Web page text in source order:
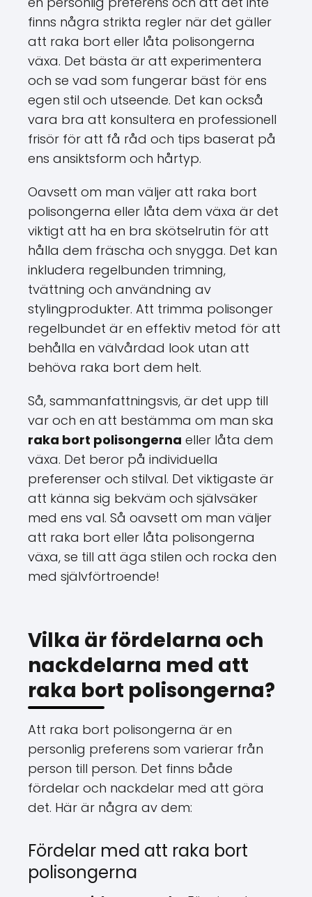
finns några strikta regler när det gäller
att raka bort eller låta polisongerna
växa. Det bästa är att experimentera
och se vad som fungerar bäst för ens
egen stil och utseende. Det kan också
vara bra att konsultera en professionell
frisör för att få råd och tips baserat på
ens ansiktsform och hårtyp.
Oavsett om man väljer att raka bort
polisongerna eller låta dem växa är det
viktigt att ha en bra skötselrutin för att
hålla dem fräscha och snygga. Det kan
inkludera regelbunden trimning,
tvättning och användning av
stylingprodukter. Att trimma polisonger
regelbundet är en effektiv metod för att
behålla en välvårdad look utan att
behöva raka bort dem helt.
Så, sammanfattningsvis, är det upp till
var och en att bestämma om man ska
raka bort polisongerna eller låta dem
växa. Det beror på individuella
preferenser och stilval. Det viktigaste är
att känna sig bekväm och självsäker
med ens val. Så oavsett om man väljer
att raka bort eller låta polisongerna
växa, se till att äga stilen och rocka den
med självförtroende!
Vilka är fördelarna och
nackdelarna med att
raka bort polisongerna?
Att raka bort polisongerna är en
personlig preferens som varierar från
person till person. Det finns både
fördelar och nackdelar med att göra
det. Här är några av dem:
Fördelar med att raka bort
polisongerna